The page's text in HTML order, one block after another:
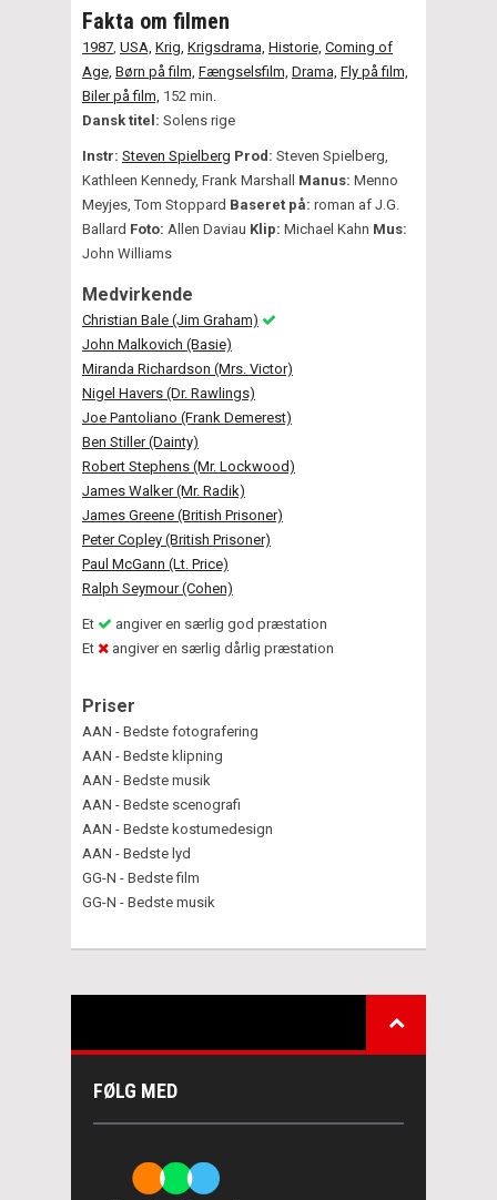
Fakta om filmen
1987 USA, Krig, Krigsdrama, Historie, Coming of
Age, Børn på film, Fængselsfilm, Drama, Fly på film,
Biler på film, 152 min.
Dansk titel: Solens rige
Instr: Steven Spielberg Prod: Steven Spielberg,
Kathleen Kennedy, Frank Marshall Manus: Menno
Meyjes, Tom Stoppard Baseret på: roman af J.G.
Ballard Foto: Allen Daviau Klip: Michael Kahn Mus:
John Williams
Medvirkende
Christian Bale (Jim Graham)
John Malkovich (Basie)
Miranda Richardson (Mrs. Victor)
Nigel Havers (Dr. Rawlings)
Joe Pantoliano (Frank Demerest)
Ben Stiller (Dainty)
Robert Stephens (Mr. Lockwood)
James Walker (Mr. Radik)
James Greene (British Prisoner)
Peter Copley (British Prisoner)
Paul McGann (Lt. Price)
Ralph Seymour (Cohen)
Et
angiver en særlig god præstation
Et
angiver en særlig dårlig præstation
Priser
AAN - Bedste fotografering
AAN - Bedste klipning
AAN - Bedste musik
AAN - Bedste scenografi
AAN - Bedste kostumedesign
AAN - Bedste lyd
GG-N - Bedste film
GG-N - Bedste musik
FØLG MED